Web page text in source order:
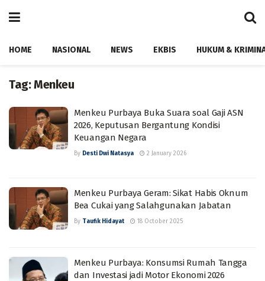
HOME NASIONAL NEWS EKBIS HUKUM &
Tag:Menkeu
Menkeu Purbaya Buka Suara soal Gaji ASN
2026, Keputusan Bergantung Kondisi
Keuangan Negara
By Desti Dwi Natasya 2 January 2026
Menkeu Purbaya Geram: Sikat Habis Oknum
Bea Cukai yang Salahgunakan Jabatan
By Taufik Hidayat 18 October 2025
Menkeu Purbaya: Konsumsi Rumah Tangga
dan Investasi jadi Motor Ekonomi 2026